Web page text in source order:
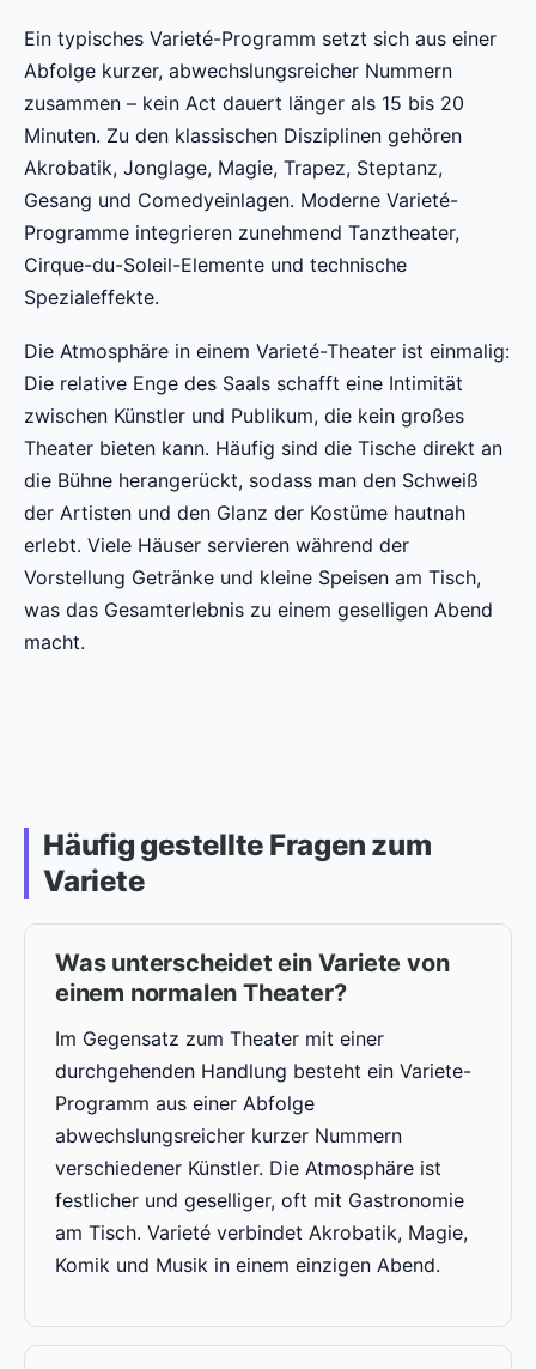
Ein typisches Varieté-Programm setzt sich aus einer
Abfolge kurzer, abwechslungsreicher Nummern
zusammen – kein Act dauert länger als 15 bis 20
Minuten. Zu den klassischen Disziplinen gehören
Akrobatik, Jonglage, Magie, Trapez, Steptanz,
Gesang und Comedyeinlagen. Moderne Varieté-
Programme integrieren zunehmend Tanztheater,
Cirque-du-Soleil-Elemente und technische
Spezialeffekte.
Die Atmosphäre in einem Varieté-Theater ist einmalig:
Die relative Enge des Saals schafft eine Intimität
zwischen Künstler und Publikum, die kein großes
Theater bieten kann. Häufig sind die Tische direkt an
die Bühne herangerückt, sodass man den Schweiß
der Artisten und den Glanz der Kostüme hautnah
erlebt. Viele Häuser servieren während der
Vorstellung Getränke und kleine Speisen am Tisch,
was das Gesamterlebnis zu einem geselligen Abend
macht.
Häufig gestellte Fragen zum
Variete
Was unterscheidet ein Variete von
einem normalen Theater?
Im Gegensatz zum Theater mit einer
durchgehenden Handlung besteht ein Variete-
Programm aus einer Abfolge
abwechslungsreicher kurzer Nummern
verschiedener Künstler. Die Atmosphäre ist
festlicher und geselliger, oft mit Gastronomie
am Tisch. Varieté verbindet Akrobatik, Magie,
Komik und Musik in einem einzigen Abend.